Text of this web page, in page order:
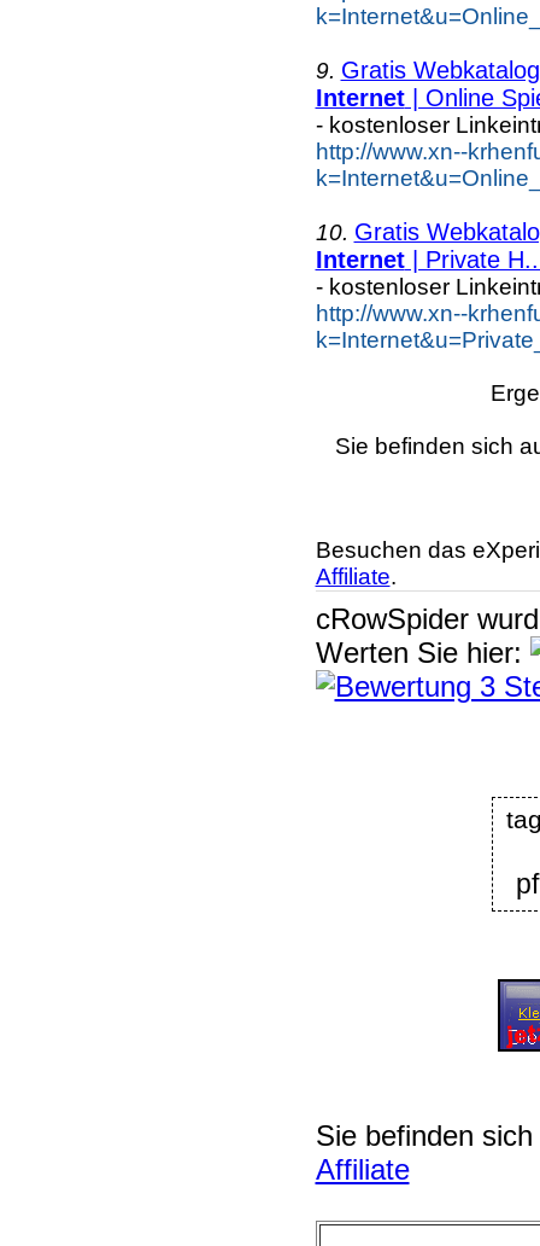
9. Gratis
Internet| Online
- kostenloser
http://www.xn--
10. Gratis
Internet| Private
- kostenloser
http://www.xn--
Sie befinden sich
Besuchen das
Affiliate.
cRowSpider
Werten Sie hier:
Sie befinden
Affiliate